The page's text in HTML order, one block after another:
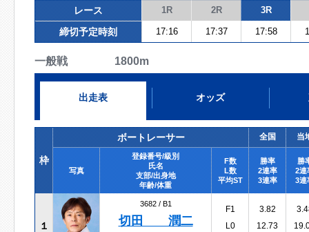
レース 1R 2R 3R
締切予定時刻 17:16 17:37 17:58
一般戦 1800m
出走表 オッズ
枠
ボートレーサー 全国 当
写真
登録番号/級別
氏名
支部/出身地
年齢/体重
F数
L数
平均ST
勝率
2連率
3連率
勝
2連
3連
１
3682 / B1
切田 潤二
F1
L0
3.82
12.73